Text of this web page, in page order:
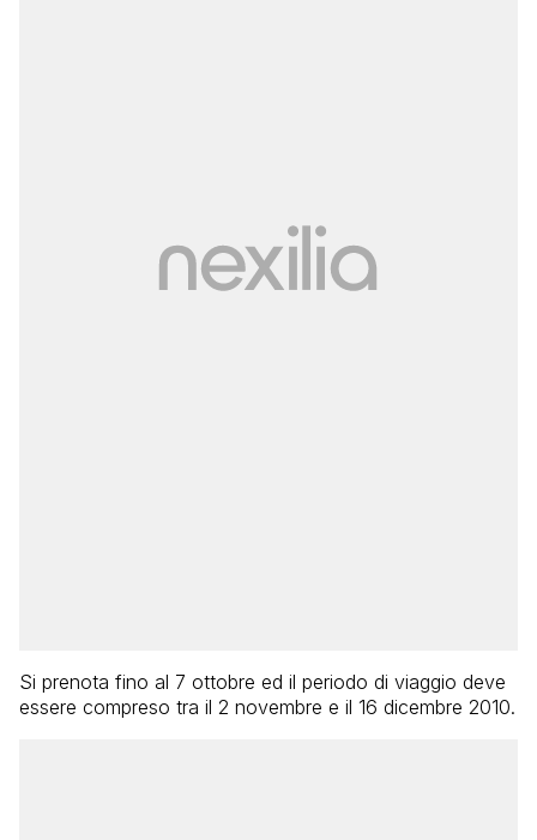
Si prenota fino al 7 ottobre ed il periodo di viaggio deve
essere compreso tra il 2 novembre e il 16 dicembre 2010.